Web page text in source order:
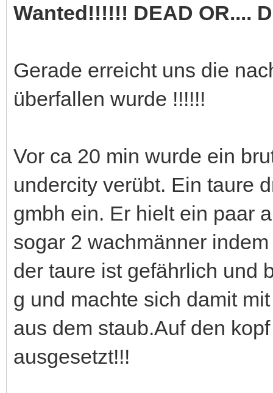
Wanted!!!!!! DEAD OR....
Gerade erreicht uns die
überfallen wurde !!!!!!
Vor ca 20 min wurde ein
undercity verübt. Ein taure
gmbh ein. Er hielt ein paar
sogar 2 wachmänner
der taure ist gefährlich und
g und machte sich damit
aus dem staub.Auf den
ausgesetzt!!!